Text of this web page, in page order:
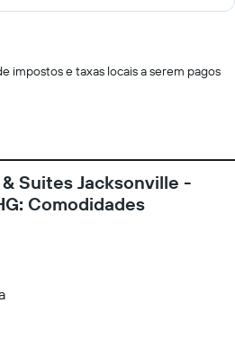
impostos e taxas locais a serem pagos
Suites Jacksonville -
Comodidades